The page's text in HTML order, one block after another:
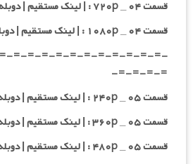
قسمت ۰۴ _ ۷۲۰p : | لینک مستقیم | دوبله فارسی
قسمت ۰۴ _ ۱۰۸۰p : | لینک مستقیم | دوبله فارسی
=-=-=-=-=-=-=-=-=-=-=-
=-=-=-=-
قسمت ۰۵ _ ۲۴۰p : | لینک مستقیم | دوبله فارسی
قسمت ۰۵ _ ۳۶۰p : | لینک مستقیم | دوبله فارسی
قسمت ۰۵ _ ۴۸۰p : | لینک مستقیم | دوبله فارسی